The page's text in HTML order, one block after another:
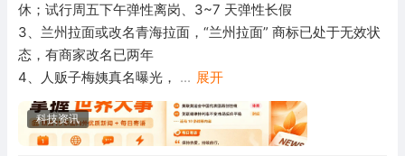
休；试行周五下午弹性离岗、3~7 天弹性长假
3、兰州拉面或改名青海拉面，“兰州拉面” 商标已处于无效状
态，有商家改名已两年
4、人贩子梅姨真名曝光， ... 展开
科技资讯